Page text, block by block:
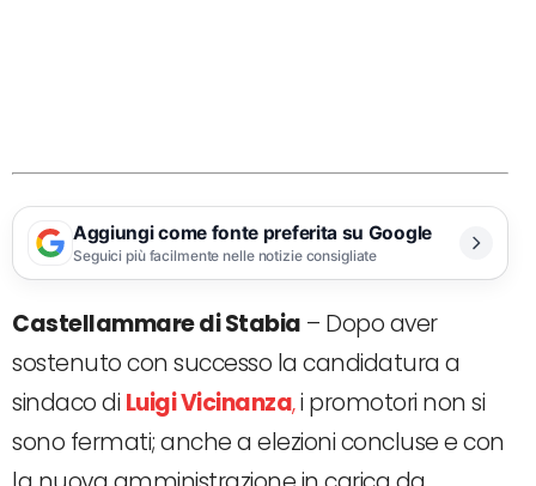
Aggiungi come fonte preferita su Google
Seguici più facilmente nelle notizie consigliate
Castellammare di Stabia – Dopo aver
sostenuto con successo la candidatura a
sindaco di Luigi Vicinanza,i promotori non si
sono fermati; anche a elezioni concluse e con